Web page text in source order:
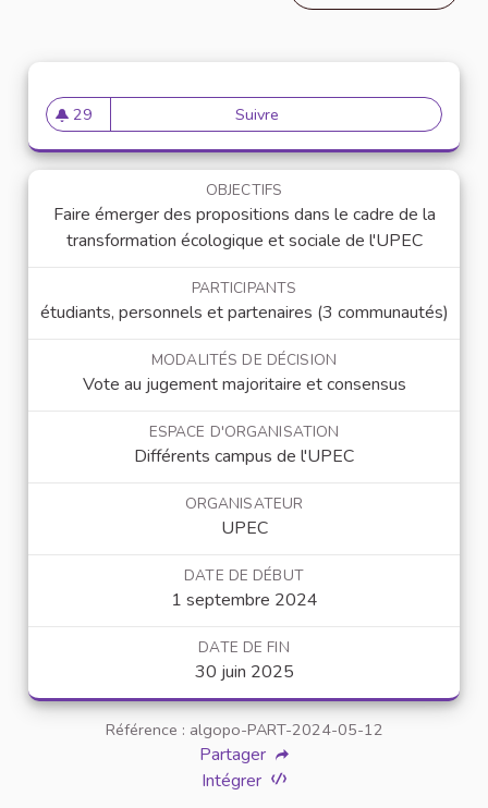
29
29 abonnés
Suivre L'université de l'avenir -
OBJECTIFS
Faire émerger des propositions dans le cadre de la
transformation écologique et sociale de l'UPEC
PARTICIPANTS
étudiants, personnels et partenaires (3 communautés)
MODALITÉS DE DÉCISION
Vote au jugement majoritaire et consensus
ESPACE D'ORGANISATION
Différents campus de l'UPEC
ORGANISATEUR
UPEC
DATE DE DÉBUT
1 septembre 2024
DATE DE FIN
30 juin 2025
Référence : algopo-PART-2024-05-12
Partager
Intégrer